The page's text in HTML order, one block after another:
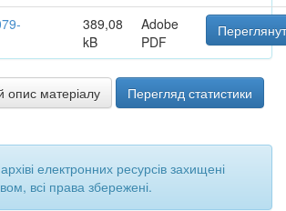
389,08
kB
Adobe
PDF
опис матеріалу Перегляд статистики
електронних ресурсів захищені
всі права збережені.